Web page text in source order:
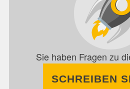
Sie haben Fragen zu
SCHREIBEN